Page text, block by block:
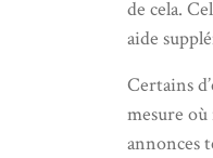
de cela.
aide
Certains
mesure
annonces